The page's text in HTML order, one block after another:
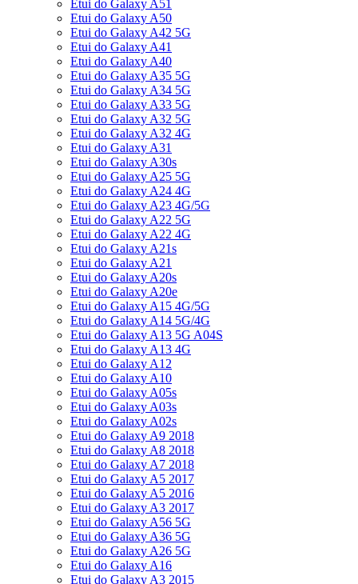
Etui do Galaxy A51
Etui do Galaxy A50
Etui do Galaxy A42 5G
Etui do Galaxy A41
Etui do Galaxy A40
Etui do Galaxy A35 5G
Etui do Galaxy A34 5G
Etui do Galaxy A33 5G
Etui do Galaxy A32 5G
Etui do Galaxy A32 4G
Etui do Galaxy A31
Etui do Galaxy A30s
Etui do Galaxy A25 5G
Etui do Galaxy A24 4G
Etui do Galaxy A23 4G/5G
Etui do Galaxy A22 5G
Etui do Galaxy A22 4G
Etui do Galaxy A21s
Etui do Galaxy A21
Etui do Galaxy A20s
Etui do Galaxy A20e
Etui do Galaxy A15 4G/5G
Etui do Galaxy A14 5G/4G
Etui do Galaxy A13 5G A04S
Etui do Galaxy A13 4G
Etui do Galaxy A12
Etui do Galaxy A10
Etui do Galaxy A05s
Etui do Galaxy A03s
Etui do Galaxy A02s
Etui do Galaxy A9 2018
Etui do Galaxy A8 2018
Etui do Galaxy A7 2018
Etui do Galaxy A5 2017
Etui do Galaxy A5 2016
Etui do Galaxy A3 2017
Etui do Galaxy A56 5G
Etui do Galaxy A36 5G
Etui do Galaxy A26 5G
Etui do Galaxy A16
Etui do Galaxy A3 2015